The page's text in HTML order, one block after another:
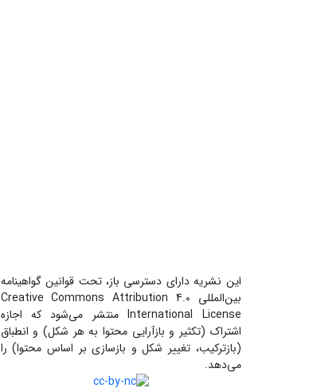
این نشریه دارای دسترسی باز، تحت قوانین گواهینامه
بین‌المللی Creative Commons Attribution 4.0
International License منتشر می‌شود که اجازه
اشتراک (تکثیر و بازآرایی محتوا به هر شکل) و انطباق
(بازترکیب، تغییر شکل و بازسازی بر اساس محتوا) را
می‌دهد.